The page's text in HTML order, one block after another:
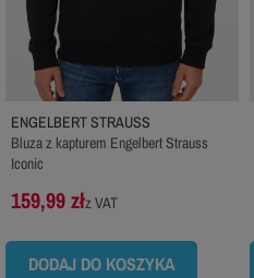
ENGELBERT STRAUSS
Bluza z kapturem Engelbert Strauss
Iconic
159,99 złz VAT
DODAJ DO KOSZYKA